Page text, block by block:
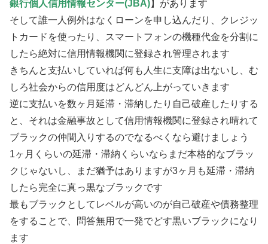
銀行個人信用情報センター(JBA)】があります
そして誰一人例外はなくローンを申し込んだり、クレジッ
トカードを使ったり、スマートフォンの機種代金を分割に
したら絶対に信用情報機関に登録され管理されます
きちんと支払いしていれば何も人生に支障は出ないし、む
しろ社会からの信用度はどんどん上がっていきます
逆に支払いを数ヶ月延滞・滞納したり自己破産したりする
と、それは金融事故として信用情報機関に登録され晴れて
ブラックの仲間入りするのでなるべくなら避けましょう
1ヶ月くらいの延滞・滞納くらいならまだ本格的なブラッ
クじゃないし、まだ猶予はありますが3ヶ月も延滞・滞納
したら完全に真っ黒なブラックです
最もブラックとしてレベルが高いのが自己破産や債務整理
をすることで、問答無用で一発でどす黒いブラックになり
ます